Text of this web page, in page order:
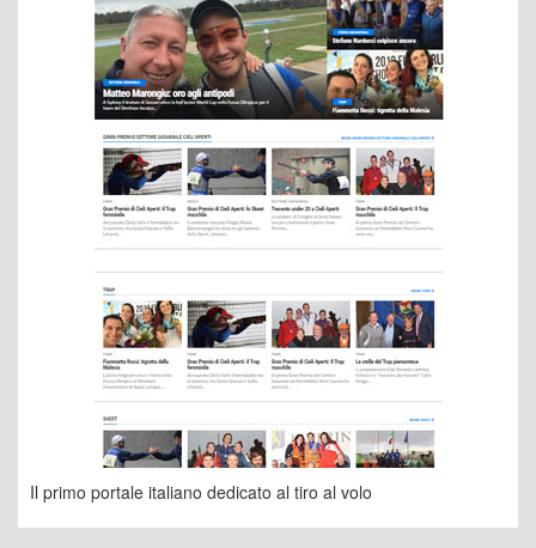
Il primo portale italiano dedicato al tiro al volo